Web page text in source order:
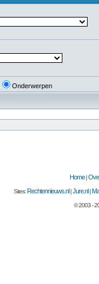
Onderwerpen
Home|
Sites:Rechtennieuws.nl |Jure.nl |
© 2003 -